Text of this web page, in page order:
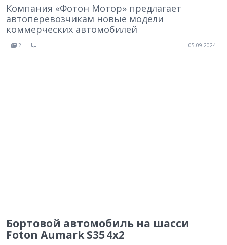
Компания «Фотон Мотор» предлагает
автоперевозчикам новые модели
коммерческих автомобилей
2 05.09.2024
Бортовой автомобиль на шасси
Foton Aumark S35 4х2